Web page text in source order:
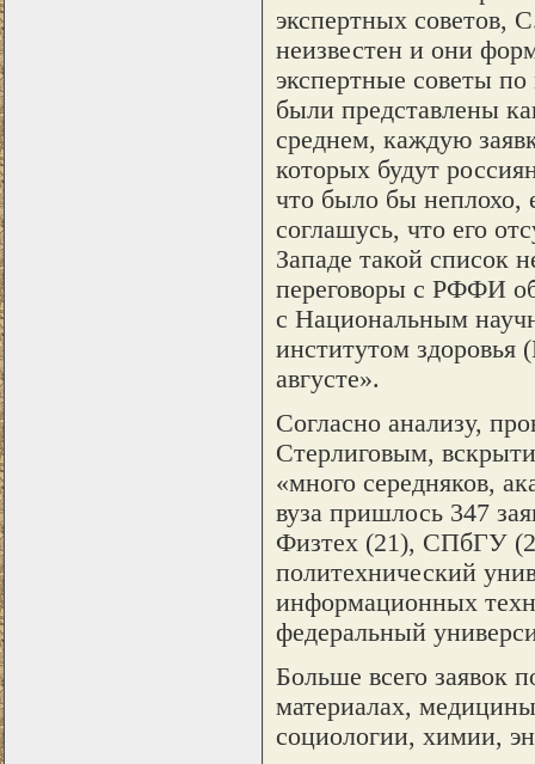
экспертных советов,
неизвестен и они
экспертные советы
были представлены
среднем, каждую
которых будут
что было бы неплохо,
соглашусь, что его
Западе такой список
переговоры с РФФИ
с Национальным
институтом здоровья
августе».
Согласно анализу,
Стерлиговым,
«много середняков,
вуза пришлось 347
Физтех (21), СПбГУ
политехнический
информационных
федеральный
Больше всего заявок
материалах,
социологии, химии,